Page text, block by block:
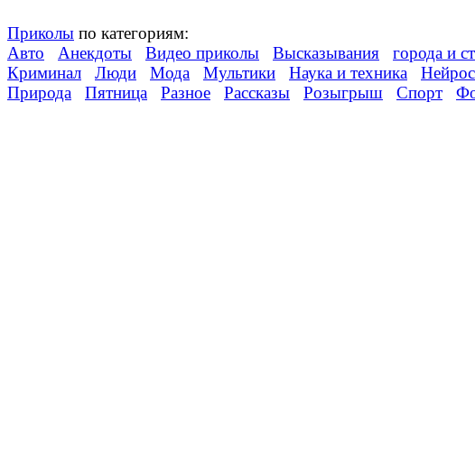
Приколы по категориям:
Авто
Анекдоты Видео приколы Высказывания города и
Криминал
Люди Мода Мультики Наука и техника
Природа
Пятница Разное Рассказы Розыгрыш Спорт